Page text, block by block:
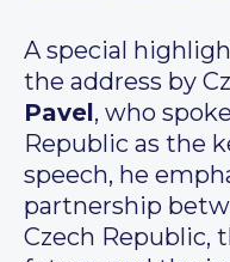
A special
the address by
Pavel, who
Republic as the
speech, he
partnership
Czech Republic,